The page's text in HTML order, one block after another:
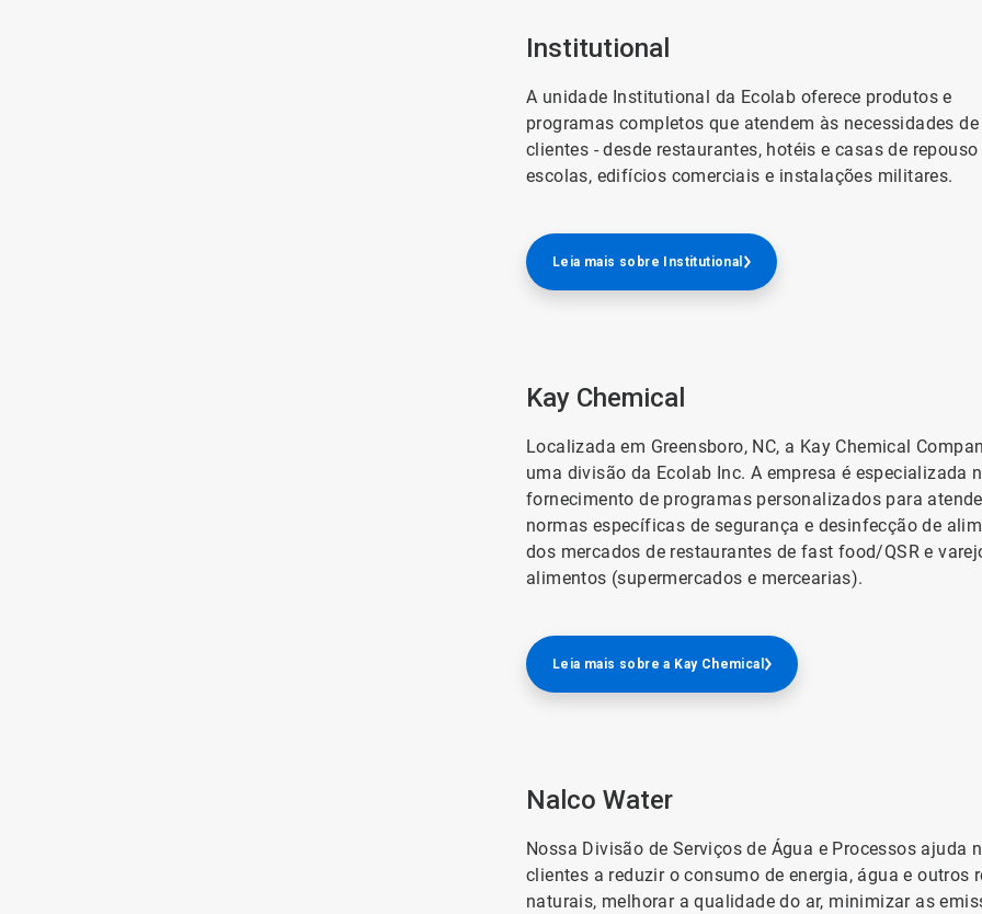
Institutional
A unidade Institutional da Ecolab oferece produtos e
programas completos que atendem às necessidades
clientes - desde restaurantes, hotéis e casas de
escolas, edifícios comerciais e instalações militares.
Leia mais sobre Institutional
Kay Chemical
Localizada em Greensboro, NC, a Kay Chemical
uma divisão da Ecolab Inc. A empresa é especializada
fornecimento de programas personalizados para
normas específicas de segurança e desinfecção de
dos mercados de restaurantes de fast food/QSR e
alimentos (supermercados e mercearias).
Leia mais sobre a Kay Chemical
Nalco Water
Nossa Divisão de Serviços de Água e Processos ajuda
clientes a reduzir o consumo de energia, água e outros
naturais, melhorar a qualidade do ar, minimizar as